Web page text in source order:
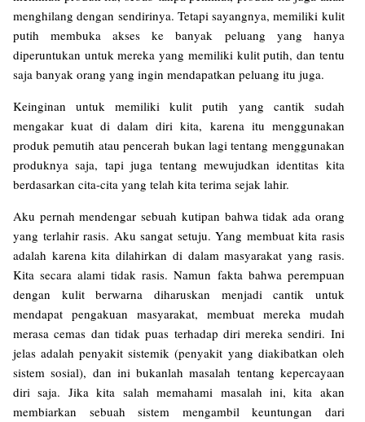
menghilang dengan sendirinya. Tetapi sayangnya, memiliki kulit
putih membuka akses ke banyak peluang yang hanya
diperuntukan untuk mereka yang memiliki kulit putih, dan tentu
saja banyak orang yang ingin mendapatkan peluang itu juga.
Keinginan untuk memiliki kulit putih yang cantik sudah
mengakar kuat di dalam diri kita, karena itu menggunakan
produk pemutih atau pencerah bukan lagi tentang menggunakan
produknya saja, tapi juga tentang mewujudkan identitas kita
berdasarkan cita-cita yang telah kita terima sejak lahir.
Aku pernah mendengar sebuah kutipan bahwa tidak ada orang
yang terlahir rasis. Aku sangat setuju. Yang membuat kita rasis
adalah karena kita dilahirkan di dalam masyarakat yang rasis.
Kita secara alami tidak rasis. Namun fakta bahwa perempuan
dengan kulit berwarna diharuskan menjadi cantik untuk
mendapat pengakuan masyarakat, membuat mereka mudah
merasa cemas dan tidak puas terhadap diri mereka sendiri. Ini
jelas adalah penyakit sistemik (penyakit yang diakibatkan oleh
sistem sosial), dan ini bukanlah masalah tentang kepercayaan
diri saja. Jika kita salah memahami masalah ini, kita akan
membiarkan sebuah sistem mengambil keuntungan dari